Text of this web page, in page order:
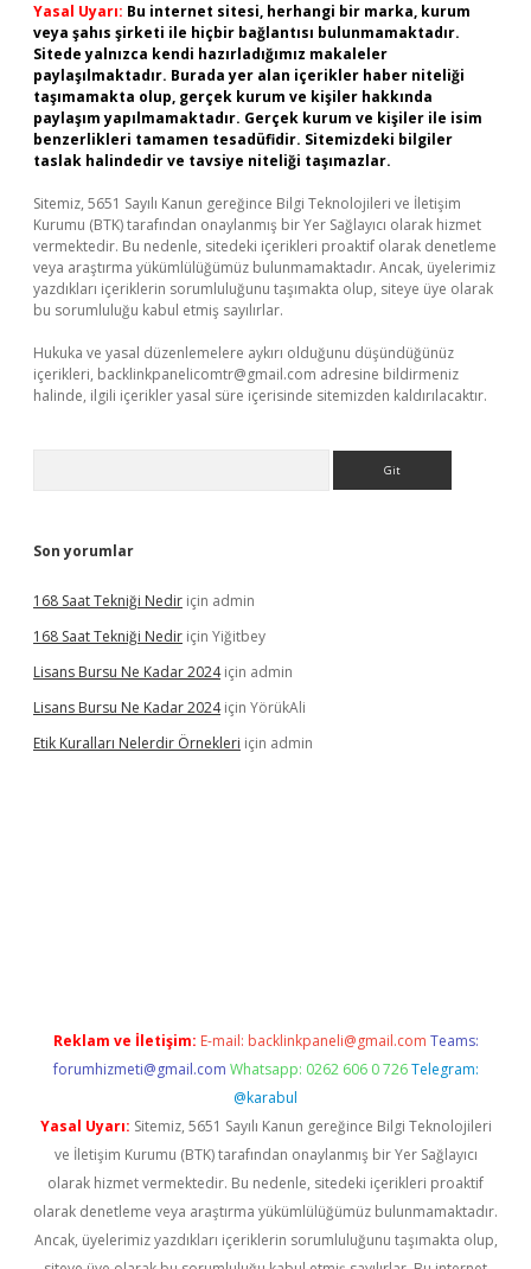
Yasal Uyarı: Bu internet sitesi, herhangi bir marka, kurum
veya şahıs şirketi ile hiçbir bağlantısı bulunmamaktadır.
Sitede yalnızca kendi hazırladığımız makaleler
paylaşılmaktadır. Burada yer alan içerikler haber niteliği
taşımamakta olup, gerçek kurum ve kişiler hakkında
paylaşım yapılmamaktadır. Gerçek kurum ve kişiler ile isim
benzerlikleri tamamen tesadüfidir. Sitemizdeki bilgiler
taslak halindedir ve tavsiye niteliği taşımazlar.
Sitemiz, 5651 Sayılı Kanun gereğince Bilgi Teknolojileri ve İletişim
Kurumu (BTK) tarafından onaylanmış bir Yer Sağlayıcı olarak hizmet
vermektedir. Bu nedenle, sitedeki içerikleri proaktif olarak denetleme
veya araştırma yükümlülüğümüz bulunmamaktadır. Ancak, üyelerimiz
yazdıkları içeriklerin sorumluluğunu taşımakta olup, siteye üye olarak
bu sorumluluğu kabul etmiş sayılırlar.
Hukuka ve yasal düzenlemelere aykırı olduğunu düşündüğünüz
içerikleri, backlinkpanelicomtr@gmail.com adresine bildirmeniz
halinde, ilgili içerikler yasal süre içerisinde sitemizden kaldırılacaktır.
Son yorumlar
168 Saat Tekniği Nedir için admin
168 Saat Tekniği Nedir için Yiğitbey
Lisans Bursu Ne Kadar 2024için admin
Lisans Bursu Ne Kadar 2024için YörükAli
Etik Kuralları Nelerdir Örnekleri için admin
Reklam ve İletişim: E-mail: backlinkpaneli@gmail.com Teams:
forumhizmeti@gmail.com Whatsapp: 0262 606 0 726 Telegram:
@karabul
Yasal Uyarı: Sitemiz, 5651 Sayılı Kanun gereğince Bilgi Teknolojileri
ve İletişim Kurumu (BTK) tarafından onaylanmış bir Yer Sağlayıcı
olarak hizmet vermektedir. Bu nedenle, sitedeki içerikleri proaktif
olarak denetleme veya araştırma yükümlülüğümüz bulunmamaktadır.
Ancak, üyelerimiz yazdıkları içeriklerin sorumluluğunu taşımakta olup,